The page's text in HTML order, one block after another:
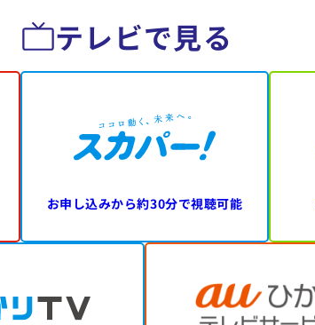
テレビで見る
お申し込みから約30分で視聴可能